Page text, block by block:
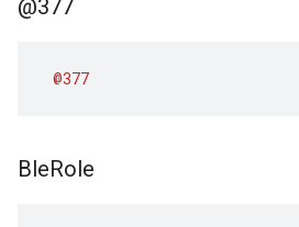
@377
@377
BleRole